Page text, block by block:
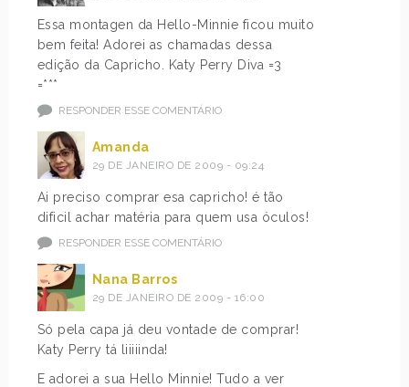
Essa montagen da Hello-Minnie ficou muito
bem feita! Adorei as chamadas dessa
edição da Capricho. Katy Perry Diva =3
=***
RESPONDER ESSE COMENTÁRIO
Amanda
29 DE JANEIRO DE 2009 - 09:24
Ai preciso comprar esa capricho! é tão
dificil achar matéria para quem usa óculos!
RESPONDER ESSE COMENTÁRIO
Nana Barros
29 DE JANEIRO DE 2009 - 16:00
Só pela capa já deu vontade de comprar!
Katy Perry tá liiiiinda!
E adorei a sua Hello Minnie! Tudo a ver